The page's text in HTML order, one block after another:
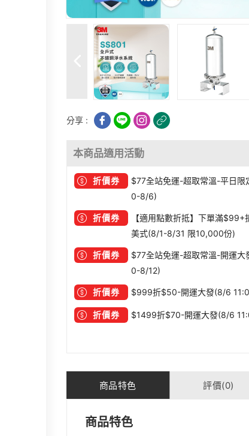
分享 :
本商品適用活動
折價券
$77全站免運-超取常溫-平日
0-8/6)
折價券
【適用點數折抵】下單滿$99+
美式(8/1-8/31 限10,000份)
折價券
$77全站免運-超取常溫-開運
0-8/12)
折價券 $999折$50-開運大發(8/6
折價券 $1499折$70-開運大發(8/6
商品特色 評價(0)
商品特色